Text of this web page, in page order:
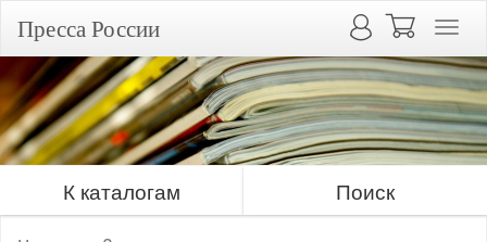
Пресса России
К каталогам Поиск